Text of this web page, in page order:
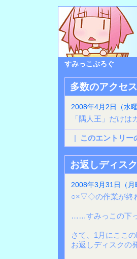
すみっこぶろぐ
多数のアクセ
2008年4月2日（水
「隅人王」だけは
| このエントリー
お返しディス
2008年3月31日（月
○×▽◇の作業が終
……すみっこの下
さて、1月にここ
お返しディスクの